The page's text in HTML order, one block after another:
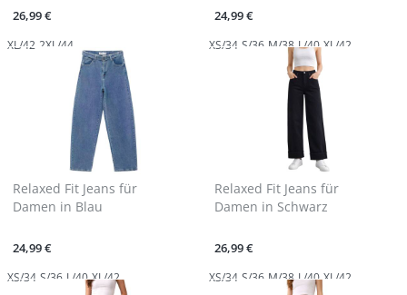
26,99 €
XL/42 2XL/44
24,99 €
XS/34 S/36 M/38 L/40 XL/42
Relaxed Fit Jeans für
Damen in Blau
24,99 €
XS/34 S/36 L/40 XL/42
Relaxed Fit Jeans für
Damen in Schwarz
26,99 €
XS/34 S/36 M/38 L/40 XL/42